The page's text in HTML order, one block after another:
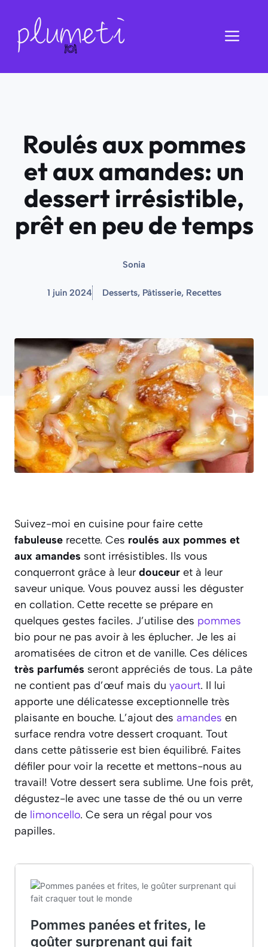
contenu
Roulés aux pommes
et aux amandes: un
dessert irrésistible,
prêt en peu de temps
Sonia
1 juin 2024 Desserts, Pâtisserie, Recettes
Suivez-moi en cuisine pour faire cette
fabuleuse recette. Ces roulés aux pommes et
aux amandes sont irrésistibles. Ils vous
conquerront grâce à leur douceur et à leur
saveur unique. Vous pouvez aussi les déguster
en collation. Cette recette se prépare en
quelques gestes faciles. J’utilise des pommes
bio pour ne pas avoir à les éplucher. Je les ai
aromatisées de citron et de vanille. Ces délices
très parfumés seront appréciés de tous. La pâte
ne contient pas d’œuf mais du yaourt. Il lui
apporte une délicatesse exceptionnelle très
plaisante en bouche. L’ajout des amandes en
surface rendra votre dessert croquant. Tout
dans cette pâtisserie est bien équilibré. Faites
défiler pour voir la recette et mettons-nous au
travail! Votre dessert sera sublime. Une fois prêt,
dégustez-le avec une tasse de thé ou un verre
de limoncello. Ce sera un régal pour vos
papilles.